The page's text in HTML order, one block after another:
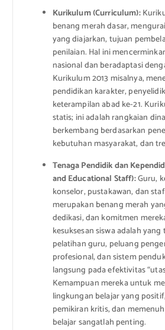
Kurikulum (Curriculum):
benang merah dasar,
yang diajarkan, tujuan
penilaian. Hal ini
nasional dan beradaptasi
Kurikulum 2013 misalnya,
pendidikan karakter,
keterampilan abad ke-21.
statis; ini adalah rangkaian
berkembang berdasarkan
kebutuhan masyarakat, dan
Tenaga Pendidik dan
and Educational Staff):Guru,
konselor, pustakawan, dan
merupakan benang merah
dedikasi, dan komitmen
kesuksesan siswa adalah
pelatihan guru, peluang
profesional, dan sistem
langsung pada efektivitas
Kemampuan mereka untuk
lingkungan belajar yang
pemikiran kritis, dan
belajar sangatlah penting.